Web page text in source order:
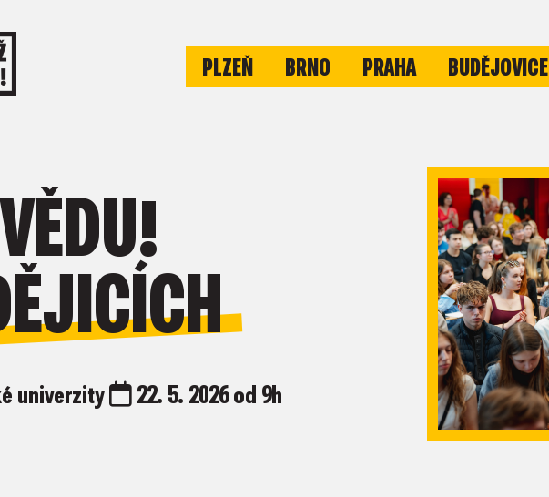
PLZEŇ BRNO PRAHA BUDĚJOVICE
univerzity 22. 5. 2026 od 9h